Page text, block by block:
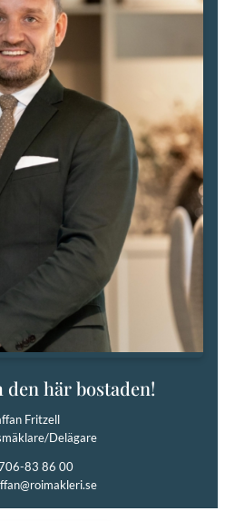
den här bostaden!
Fritzell
Delägare
83 86 00